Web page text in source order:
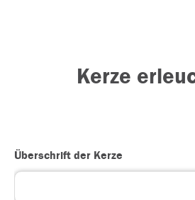
Kerze
Überschrift der Kerze